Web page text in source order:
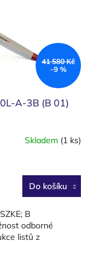
41 580 Kč
–9 %
A-3B (B 01)
Skladem (1 ks)
Do košíku
B
odborné
listů z